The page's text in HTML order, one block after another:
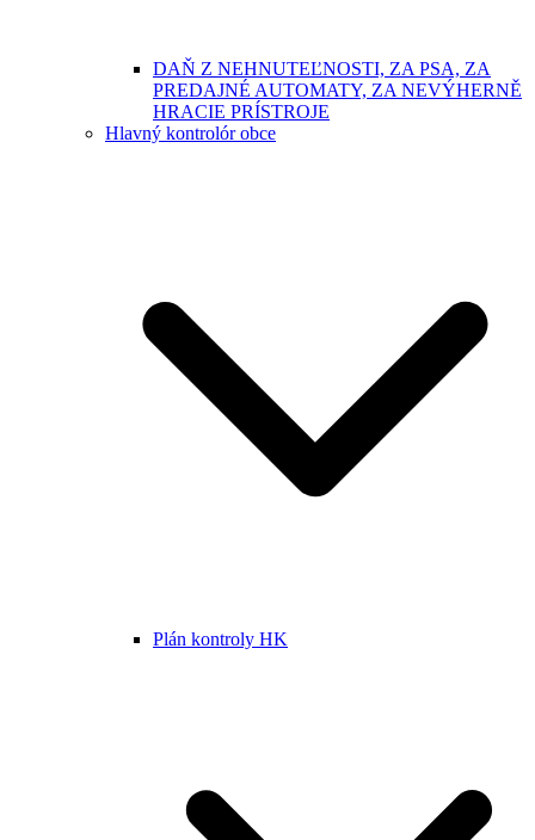
DAŇ Z NEHNUTEĽNOSTI, ZA PSA, ZA
PREDAJNÉ AUTOMATY, ZA NEVÝHERNĚ
HRACIE PRÍSTROJE
Hlavný kontrolór obce
Plán kontroly HK